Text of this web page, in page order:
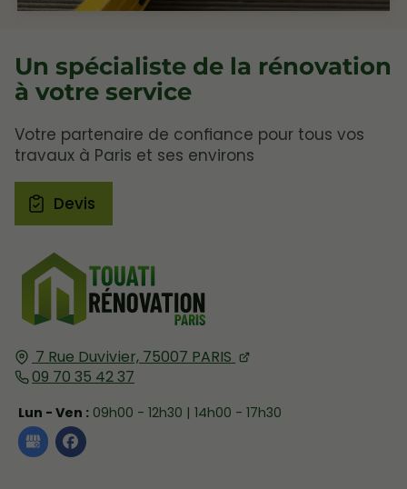
7 Rue Duvivier, 75007 PARIS
09 70 35 42 37
Lun - Ven : 09h00 - 12h30 | 14h00 - 17h30
Un spécialiste de la rénovation
à votre service
Votre partenaire de confiance pour tous vos
travaux à Paris et ses environs
Devis